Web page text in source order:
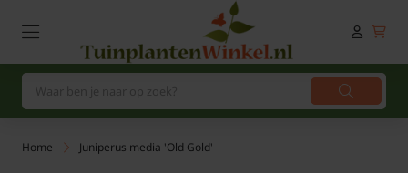
Home Juniperus media 'Old Gold'